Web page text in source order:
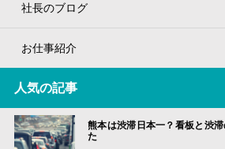
社長のブログ
お仕事紹介
人気の記事
熊本は渋滞日本一？看板と渋
た